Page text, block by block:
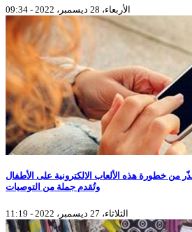
الأربعاء، 28 ديسمبر، 2022 - 09:34
من خطورة هذه الألعاب الالكترونية على الأطفال
وتُقدم جملة من التوصيات
الثلاثاء، 27 ديسمبر، 2022 - 11:19